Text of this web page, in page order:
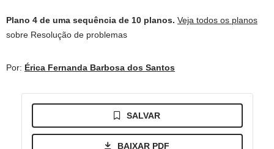
Plano 4 de uma sequência de 10 planos. Veja todos os planos
sobre Resolução de problemas
Por: Érica Fernanda Barbosa dos Santos
SALVAR
BAIXAR PDF